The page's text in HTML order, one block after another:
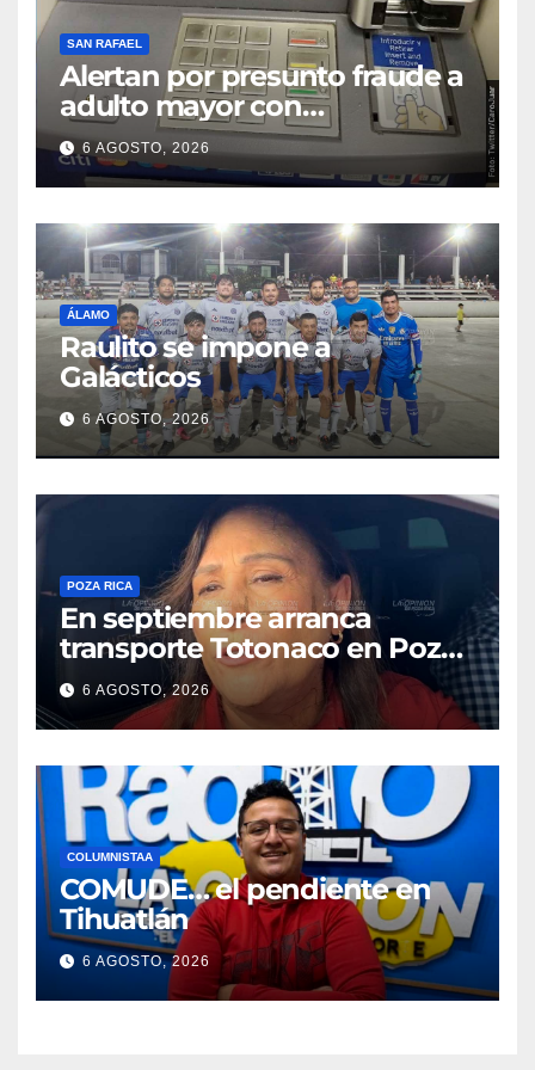
SAN RAFAEL
Alertan por presunto fraude a
adulto mayor con
discapacidad visual en cajero
bancario
6 AGOSTO, 2026
ÁLAMO
Raulito se impone a
Galácticos
6 AGOSTO, 2026
POZA RICA
En septiembre arranca
transporte Totonaco en Poza
Rica
6 AGOSTO, 2026
COLUMNISTAA
COMUDE… el pendiente en
Tihuatlán
6 AGOSTO, 2026